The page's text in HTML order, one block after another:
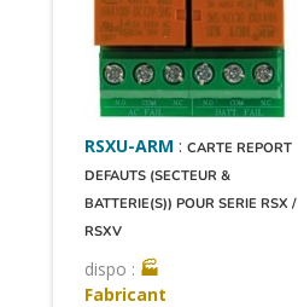
RSXU-ARM :CARTE REPORT
DEFAUTS (SECTEUR &
BATTERIE(S)) POUR SERIE RSX /
RSXV
dispo : 🏭
Fabricant